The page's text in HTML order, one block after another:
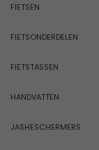
FIETSEN
FIETSONDERDELEN
FIETSTASSEN
HANDVATTEN
JASHESCHERMERS